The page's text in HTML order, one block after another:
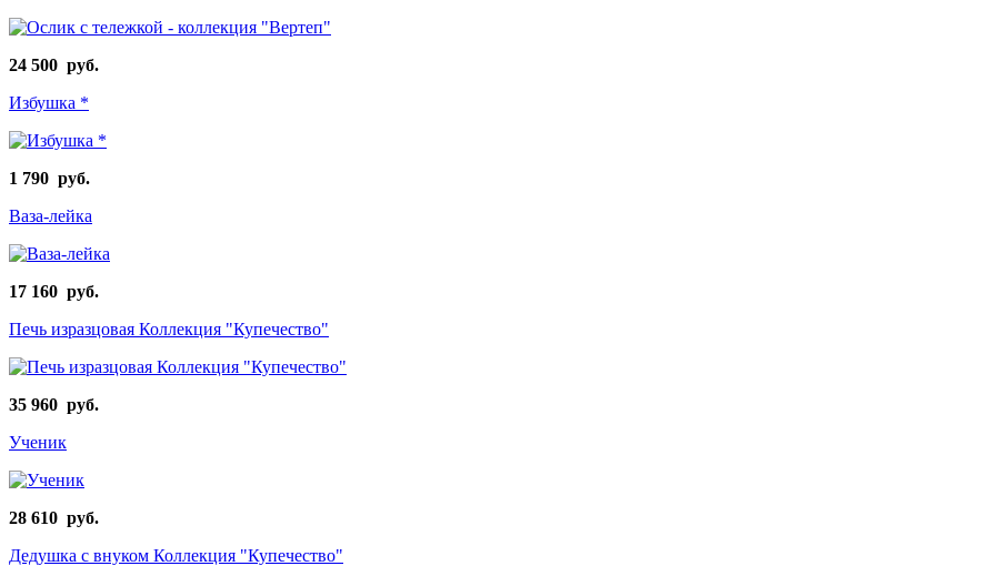
24 500 руб.
Избушка *
1 790 руб.
Ваза-лейка
17 160 руб.
Печь изразцовая Коллекция "Купечество"
35 960 руб.
Ученик
28 610 руб.
Дедушка с внуком Коллекция "Купечество"